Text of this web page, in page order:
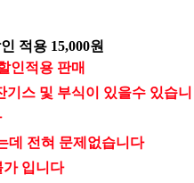
적용 15,000원
인적용 판매
스 및 부식이 있을수 있습니
데 전혀 문제없습니다
가 입니다